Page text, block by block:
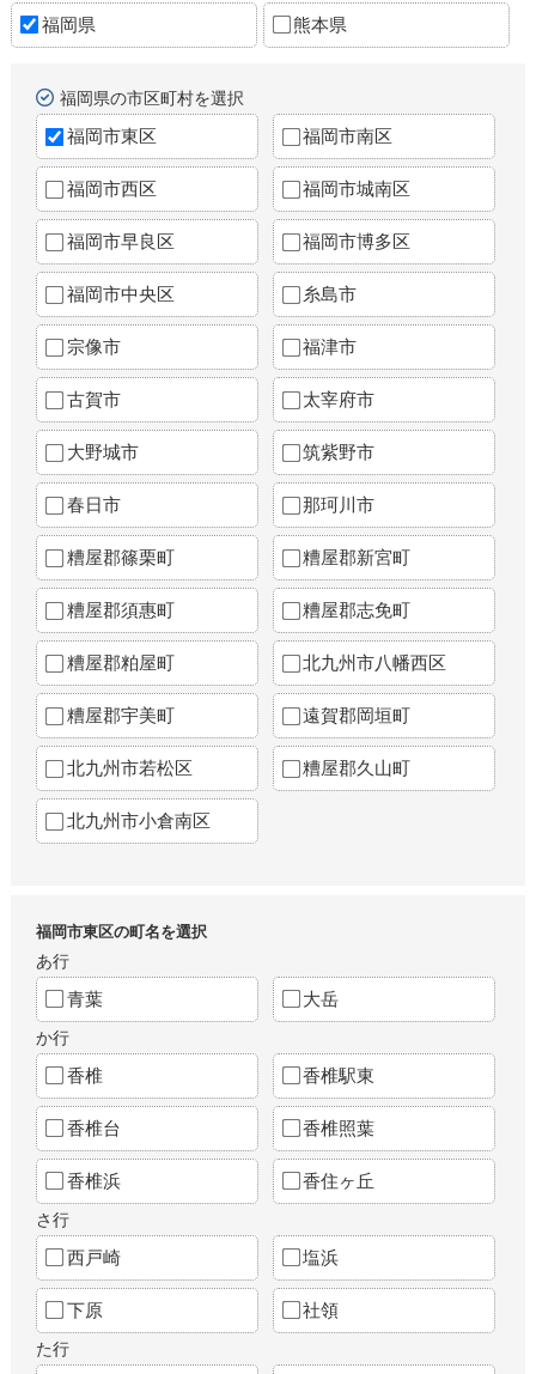
福岡県 熊本県
福岡県の市区町村を選択
福岡市東区 福岡市南区
福岡市西区 福岡市城南区
福岡市早良区 福岡市博多区
福岡市中央区 糸島市
宗像市 福津市
古賀市 太宰府市
大野城市 筑紫野市
春日市 那珂川市
糟屋郡篠栗町 糟屋郡新宮町
糟屋郡須惠町 糟屋郡志免町
糟屋郡粕屋町 北九州市八幡西区
糟屋郡宇美町 遠賀郡岡垣町
北九州市若松区 糟屋郡久山町
北九州市小倉南区
福岡市東区の町名を選択
あ行
青葉 大岳
か行
香椎 香椎駅東
香椎台 香椎照葉
香椎浜 香住ヶ丘
さ行
西戸崎 塩浜
下原 社領
た行